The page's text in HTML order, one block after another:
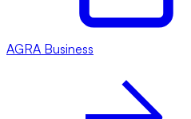
AGRA Business